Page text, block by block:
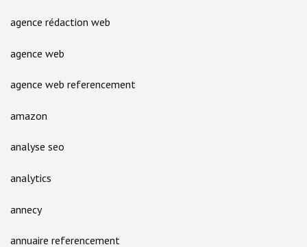
agence rédaction web
agence web
agence web referencement
amazon
analyse seo
analytics
annecy
annuaire referencement